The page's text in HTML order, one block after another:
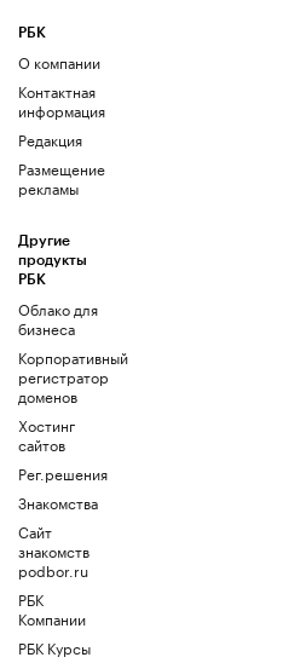
РБК
О компании
Контактная
информация
Редакция
Размещение
рекламы
Другие
продукты
РБК
Облако для
бизнеса
Корпоративный
регистратор
доменов
Хостинг
сайтов
Рег.решения
Знакомства
Сайт
знакомств
podbor.ru
РБК
Компании
РБК Курсы